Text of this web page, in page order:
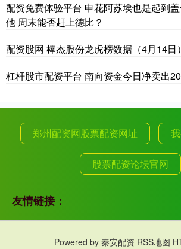
配资免费体验平台 申花阿苏埃也是起到
他 周末能否赶上德比？
配资股网 棒杰股份龙虎榜数据（4月14日）
杠杆股市配资平台 南向资金今日净卖出
郑州配资网股票配资网址
股票配资论坛官网
友情链接：
Powered by 秦安配资 RSS地图